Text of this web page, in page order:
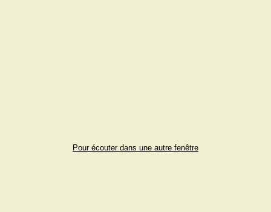
Pour écouter dans une autre fenêtre